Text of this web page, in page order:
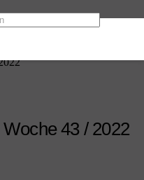
43 / 2022